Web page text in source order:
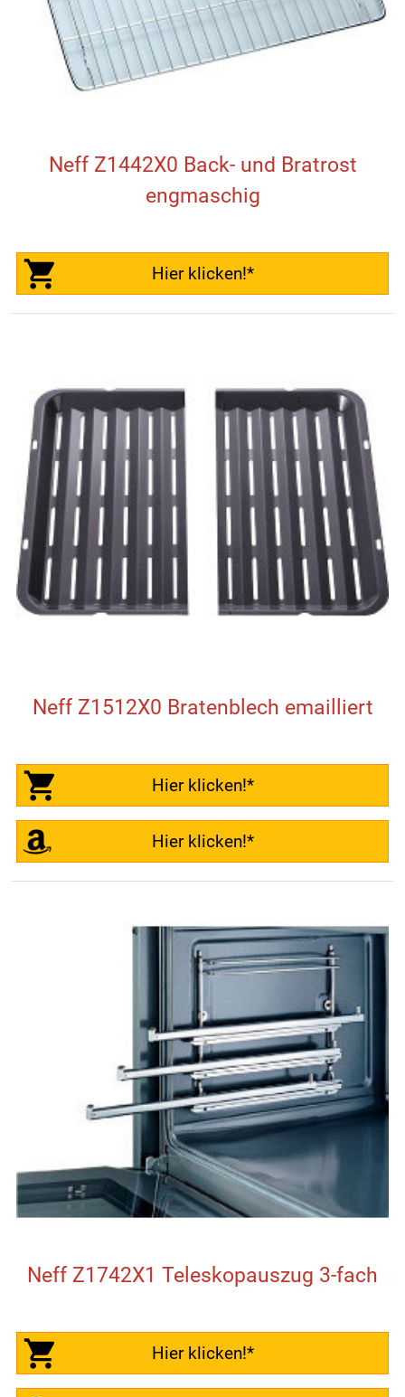
Neff Z1442X0 Back- und Bratrost
engmaschig
Hier klicken!*
Neff Z1512X0 Bratenblech emailliert
Hier klicken!*
Hier klicken!*
Neff Z1742X1 Teleskopauszug 3-fach
Hier klicken!*